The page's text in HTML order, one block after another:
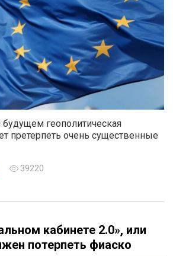
геополитическая
претерпеть очень существенные
39220
кабинете 2.0», или
потерпеть фиаско